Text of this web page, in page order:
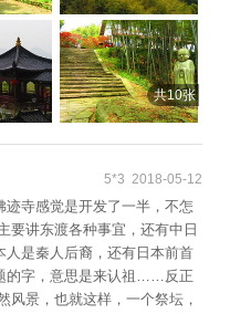
共10张
5*3 2018-05-12
寺感觉是开发了一半，不怎
要讲东渡各种事宜，还有中日
是秦人后裔，还有日本前首
的字，意思是来认祖……反正
风景，也就这样，一个祭坛，